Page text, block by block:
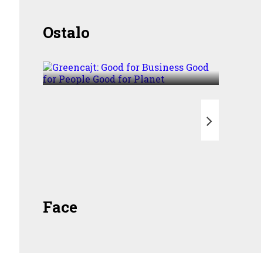
OstaloGreencajt: Good for
Business Good for People
Face